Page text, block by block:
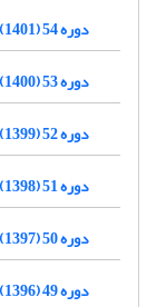
دوره 54 (1401)
دوره 53 (1400)
دوره 52 (1399)
دوره 51 (1398)
دوره 50 (1397)
دوره 49 (1396)